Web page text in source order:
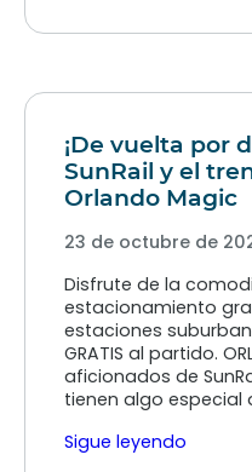
¡De vuelta por
SunRail y el
Orlando Magic
23 de octubre de
Disfrute de la
estacionamiento
estaciones
GRATIS al partido.
aficionados de
tienen algo especial
Sigue leyendo